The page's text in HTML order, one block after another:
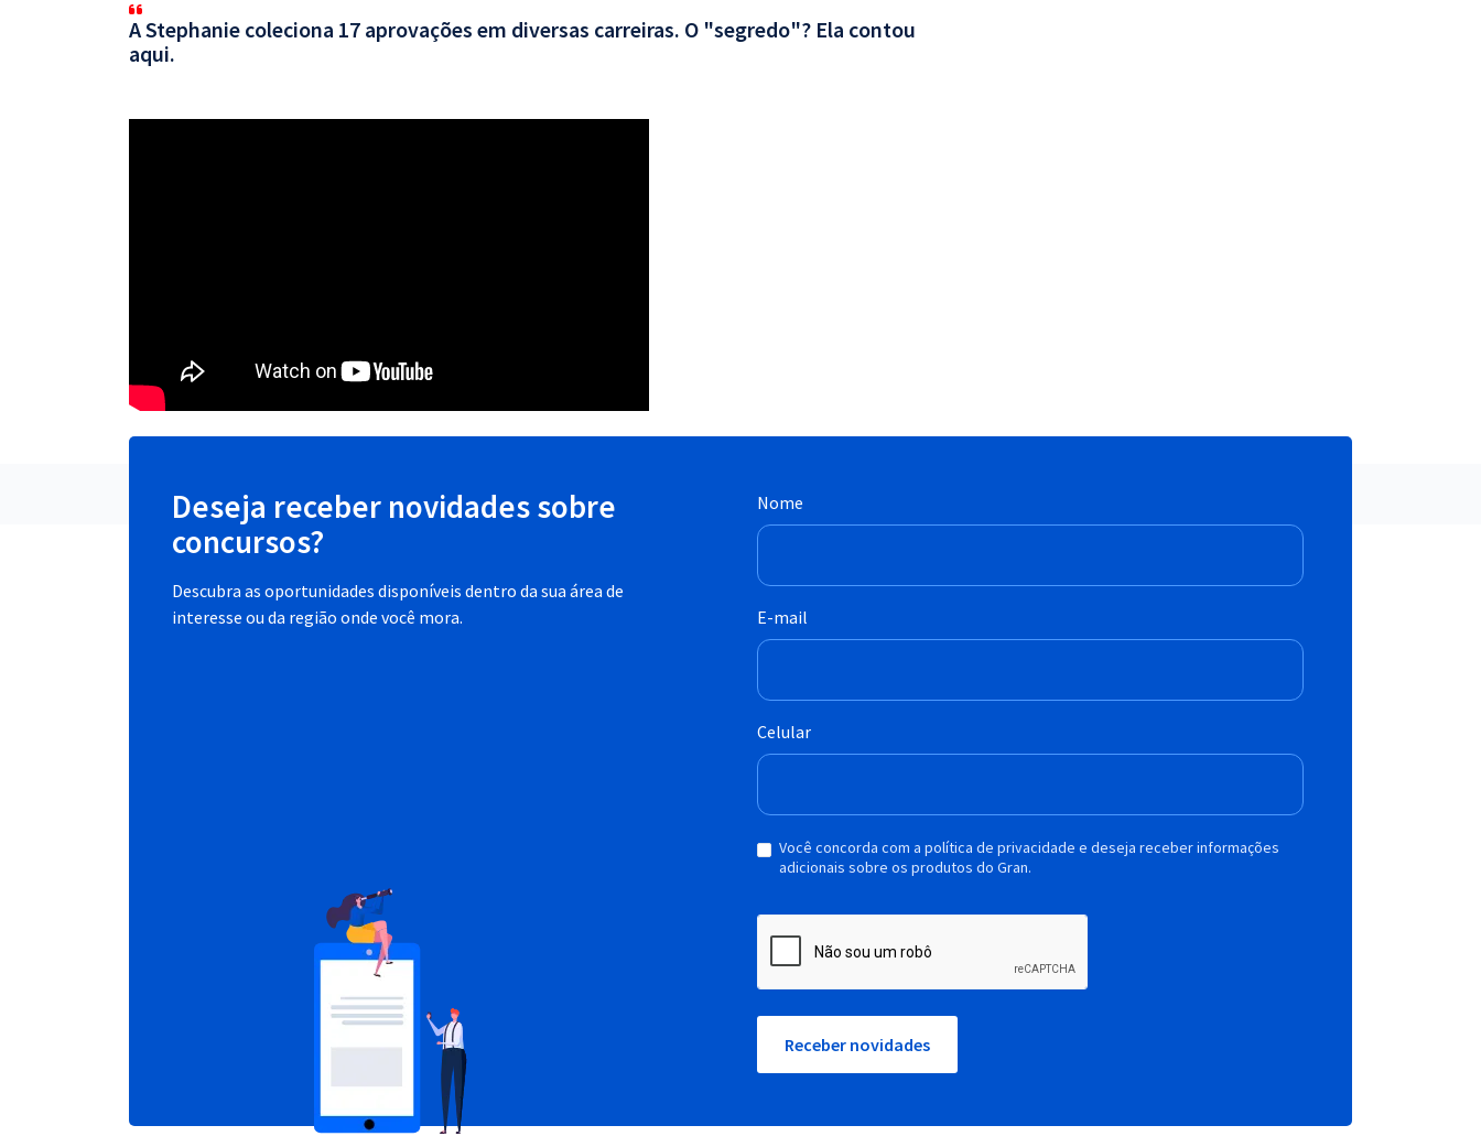
A Stephanie coleciona 17 aprovações em diversas carreiras. O "segredo"? Ela contou
aqui.
Deseja receber novidades sobre
concursos?
Descubra as oportunidades disponíveis dentro da sua área de
interesse ou da região onde você mora.
Nome
E-mail
Celular
Você concorda com a política de privacidade e deseja receber informações
adicionais sobre os produtos do Gran.
Receber novidades